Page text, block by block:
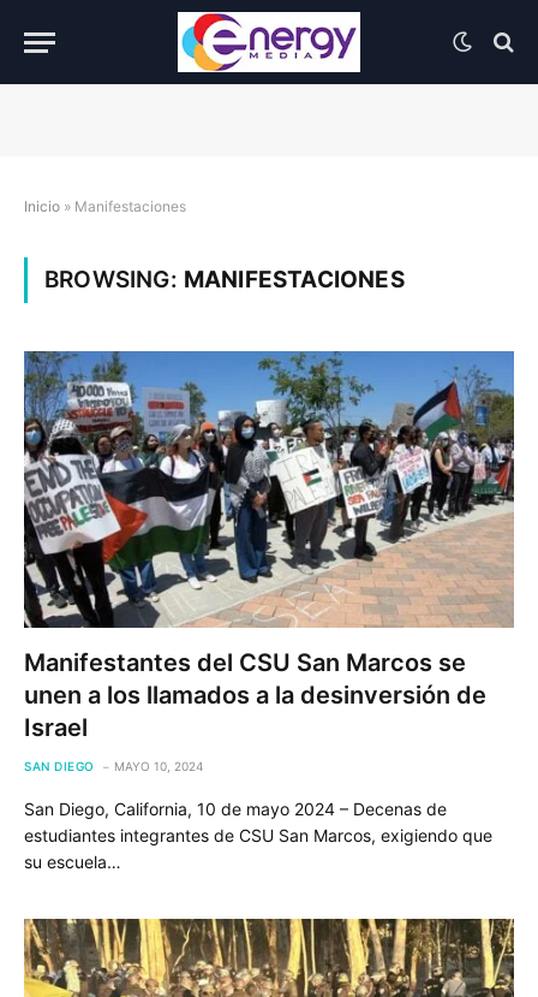
Inicio » Manifestaciones
BROWSING: MANIFESTACIONES
Manifestantes del CSU San Marcos se
unen a los llamados a la desinversión de
Israel
SAN DIEGO MAYO 10, 2024
San Diego, California, 10 de mayo 2024 – Decenas de
estudiantes integrantes de CSU San Marcos, exigiendo que
su escuela…